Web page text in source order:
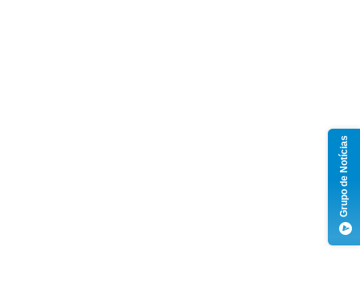
Grupo de Notícias